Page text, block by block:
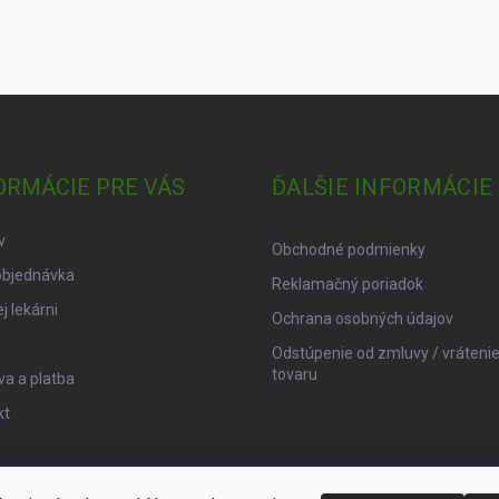
PRE VÁS
lekárni
a platba
ĎALŠIE INFORMÁCIE
Obchodné podmienky
Reklamačný poriadok
Ochrana osobných údajov
Odstúpenie od zmluvy / vrátenie
tovaru